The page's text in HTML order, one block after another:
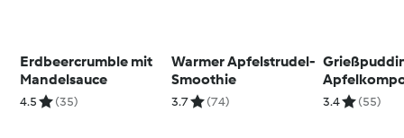
Erdbeercrumble mit
Mandelsauce
4.5 (35)
Warmer Apfelstrudel-
Smoothie
3.7 (74) 3.4 (55)